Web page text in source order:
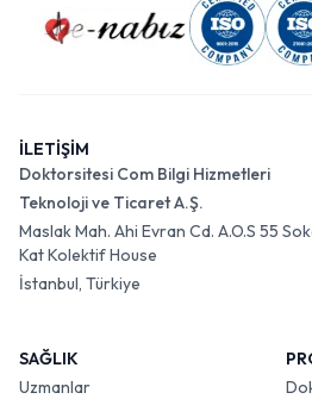
İLETİŞİM
Doktorsitesi Com Bilgi Hizmetleri
Teknoloji ve Ticaret A.Ş.
Maslak Mah. Ahi Evran Cd. A.O.S 55
Kat Kolektif House
İstanbul, Türkiye
SAĞLIK
Uzmanlar